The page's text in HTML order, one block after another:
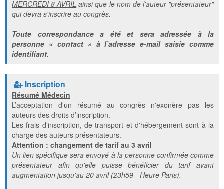
MERCREDI 8 AVRIL ainsi que le nom de l'auteur "présentateur"
qui devra s'inscrire au congrès.
Toute correspondance a été et sera adressée à la
personne « contact » à l’adresse e-mail saisie comme
identifiant.
Inscription
Résumé Médecin
L’acceptation d'un résumé au congrès n'exonère pas les
auteurs des droits d’inscription.
Les frais d'inscription, de transport et d'hébergement sont à la
charge des auteurs présentateurs.
Attention : changement de tarif au 3 avril
Un lien spécifique sera envoyé à la personne confirmée comme
présentateur afin qu'elle puisse bénéficier du tarif avant
augmentation jusqu'au 20 avril (23h59 - Heure Paris).